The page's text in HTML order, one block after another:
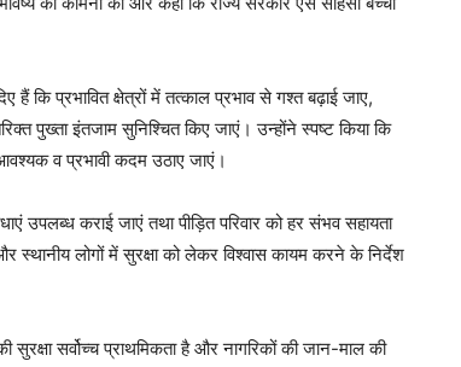
हैं कि प्रभावित क्षेत्रों में तत्काल प्रभाव से गश्त बढ़ाई जाए,
पुख्ता इंतजाम सुनिश्चित किए जाएं। उन्होंने स्पष्ट किया कि
व प्रभावी कदम उठाए जाएं।
उपलब्ध कराई जाएं तथा पीड़ित परिवार को हर संभव सहायता
स्थानीय लोगों में सुरक्षा को लेकर विश्वास कायम करने के निर्देश
सर्वोच्च प्राथमिकता है और नागरिकों की जान-माल की